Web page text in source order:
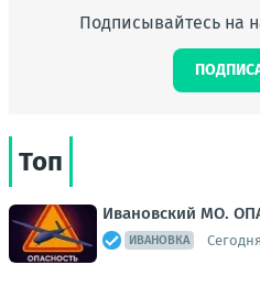
Подписывайтесь на
Топ
Ивановский МО.
ИВАНОВКА